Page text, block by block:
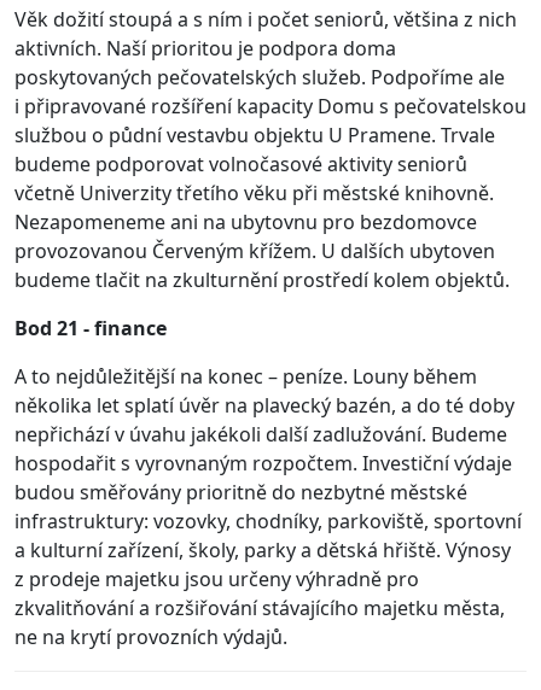
Věk dožití stoupá a s ním i počet seniorů, většina z nich
aktivních. Naší prioritou je podpora doma
poskytovaných pečovatelských služeb. Podpoříme ale
i připravované rozšíření kapacity Domu s pečovatelskou
službou o půdní vestavbu objektu U Pramene. Trvale
budeme podporovat volnočasové aktivity seniorů
včetně Univerzity třetího věku při městské knihovně.
Nezapomeneme ani na ubytovnu pro bezdomovce
provozovanou Červeným křížem. U dalších ubytoven
budeme tlačit na zkulturnění prostředí kolem objektů.
Bod 21 - finance
A to nejdůležitější na konec – peníze. Louny během
několika let splatí úvěr na plavecký bazén, a do té doby
nepřichází v úvahu jakékoli další zadlužování. Budeme
hospodařit s vyrovnaným rozpočtem. Investiční výdaje
budou směřovány prioritně do nezbytné městské
infrastruktury: vozovky, chodníky, parkoviště, sportovní
a kulturní zařízení, školy, parky a dětská hřiště. Výnosy
z prodeje majetku jsou určeny výhradně pro
zkvalitňování a rozšiřování stávajícího majetku města,
ne na krytí provozních výdajů.